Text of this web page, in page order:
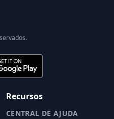
Recursos
CENTRAL DE AJUDA